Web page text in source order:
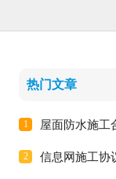
热门文章
1 屋面防水施工
2 信息网施工协